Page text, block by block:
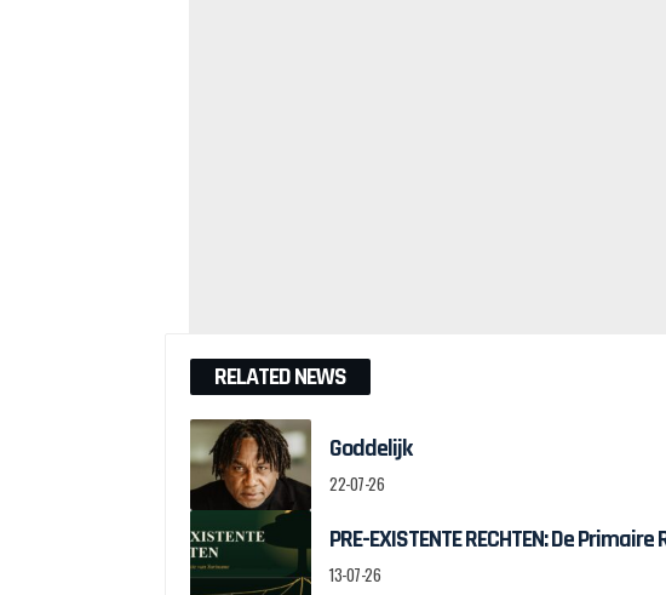
RELATED NEWS
Goddelijk
22-07-26
PRE-EXISTENTE RECHTEN: De
13-07-26